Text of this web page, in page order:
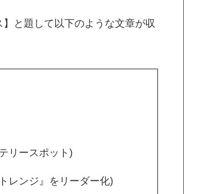
と題して以下のような文章が収
リースポット)
レンジ』をリーダー化)